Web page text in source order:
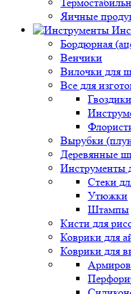
Яичные
Бордюрная
Венчики
Вилочки для
Все для
Гвоздики
Вырубки
Деревянные
Инструменты
Стеки
Утюжки
Штампы
Кисти для
Коврики для
Коврики для